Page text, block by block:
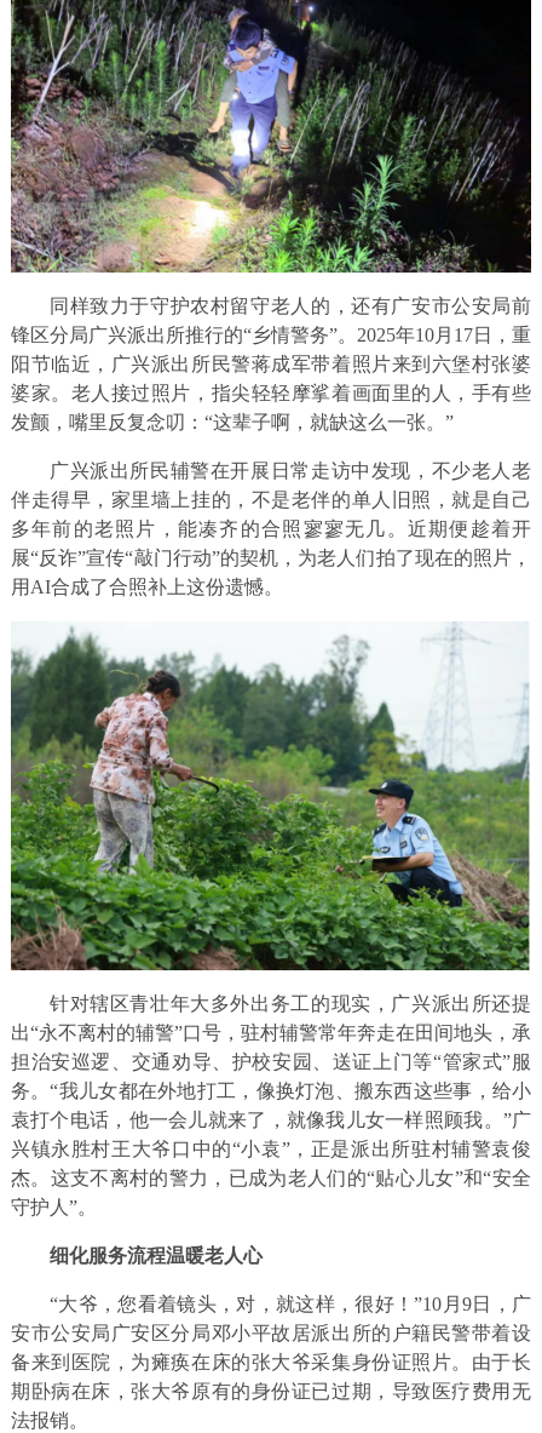
同样致力于守护农村留守老人的，还有广安市公安局前
锋区分局广兴派出所推行的“乡情警务”。2025年10月17日，重
阳节临近，广兴派出所民警蒋成军带着照片来到六堡村张婆
婆家。老人接过照片，指尖轻轻摩挲着画面里的人，手有些
发颤，嘴里反复念叨：“这辈子啊，就缺这么一张。”
广兴派出所民辅警在开展日常走访中发现，不少老人老
伴走得早，家里墙上挂的，不是老伴的单人旧照，就是自己
多年前的老照片，能凑齐的合照寥寥无几。近期便趁着开
展“反诈”宣传“敲门行动”的契机，为老人们拍了现在的照片，
用AI合成了合照补上这份遗憾。
针对辖区青壮年大多外出务工的现实，广兴派出所还提
出“永不离村的辅警”口号，驻村辅警常年奔走在田间地头，承
担治安巡逻、交通劝导、护校安园、送证上门等“管家式”服
务。“我儿女都在外地打工，像换灯泡、搬东西这些事，给小
袁打个电话，他一会儿就来了，就像我儿女一样照顾我。”广
兴镇永胜村王大爷口中的“小袁”，正是派出所驻村辅警袁俊
杰。这支不离村的警力，已成为老人们的“贴心儿女”和“安全
守护人”。
细化服务流程温暖老人心
“大爷，您看着镜头，对，就这样，很好！”10月9日，广
安市公安局广安区分局邓小平故居派出所的户籍民警带着设
备来到医院，为瘫痪在床的张大爷采集身份证照片。由于长
期卧病在床，张大爷原有的身份证已过期，导致医疗费用无
法报销。